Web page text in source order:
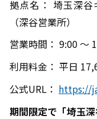
拠点名： 埼玉深
（深谷営業所）
営業時間： 9:00 〜
利用料金： 平日
公式URL： https://
期間限定で「埼玉